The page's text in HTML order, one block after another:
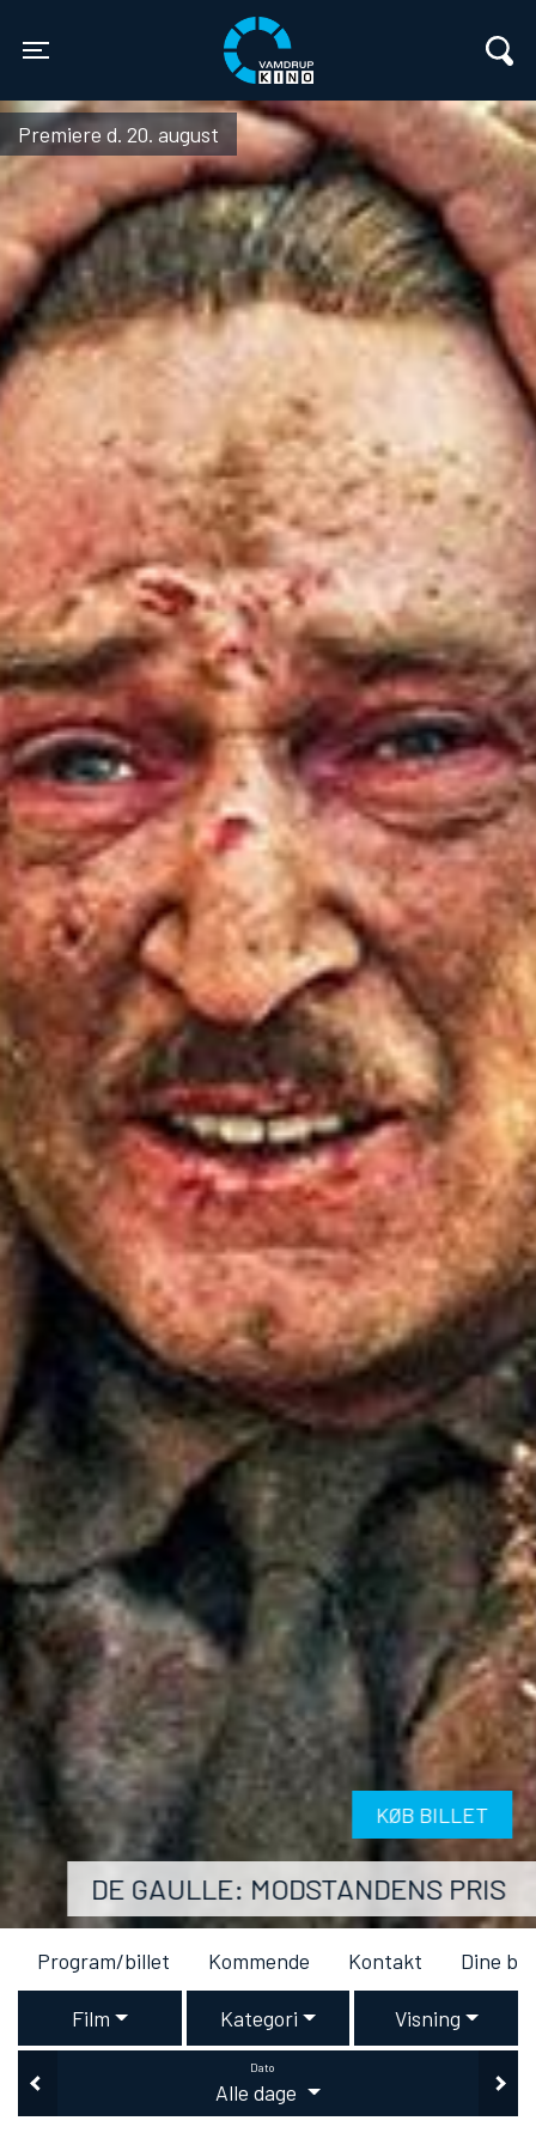
Vamdrup Kino
Premiere d. 20. august
DE GAULLE: MODSTANDENS PRIS
KØB BILLET
Program/billet Kommende Kontakt Dine
Film Kategori Visning
Dato
Alle dage